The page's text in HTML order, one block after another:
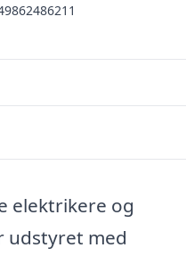
elektrikere og
udstyret med